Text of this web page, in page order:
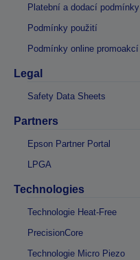
Platební a dodací podmínky
Podmínky použití
Podmínky online promoakcí
Legal
Safety Data Sheets
Partners
Epson Partner Portal
LPGA
Technologies
Technologie Heat-Free
PrecisionCore
Technologie Micro Piezo